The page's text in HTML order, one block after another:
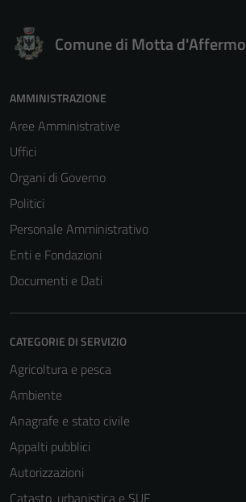
Comune di Motta d'Affermo
AMMINISTRAZIONE
Aree Amministrative
Uffici
Organi di Governo
Politici
Personale Amministrativo
Enti e Fondazioni
Documenti e Dati
CATEGORIE DI SERVIZIO
Agricoltura e pesca
Ambiente
Anagrafe e stato civile
Appalti pubblici
Autorizzazioni
Catasto, urbanistica e SUE